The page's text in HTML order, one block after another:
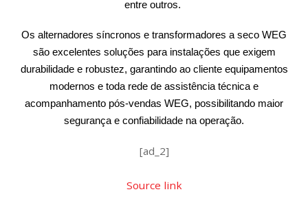
entre outros.
Os alternadores síncronos e transformadores a seco WEG
são excelentes soluções para instalações que exigem
durabilidade e robustez, garantindo ao cliente equipamentos
modernos e toda rede de assistência técnica e
acompanhamento pós-vendas WEG, possibilitando maior
segurança e confiabilidade na operação.
[ad_2]
Source link